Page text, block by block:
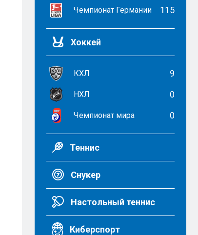
Чемпионат Германии 115
Хоккей
КХЛ 9
НХЛ 0
Чемпионат мира 0
Теннис
Снукер
Настольный теннис
Киберспорт